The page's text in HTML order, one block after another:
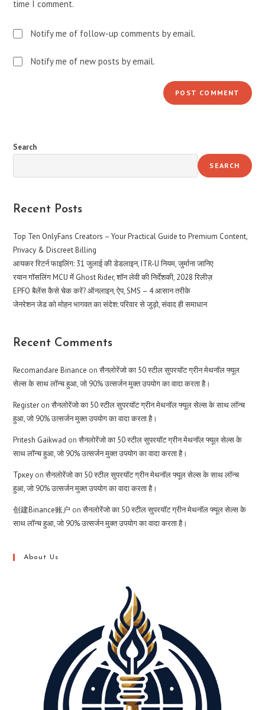
time I comment.
Notify me of follow-up comments by email.
Notify me of new posts by email.
Search
SEARCH
Recent Posts
Top Ten OnlyFans Creators – Your Practical Guide to Premium Content,
Privacy & Discreet Billing
आयकर रिटर्न फाइलिंग: 31 जुलाई की डेडलाइन, ITR-U नियम, जुर्माना जानिए
रयान गॉसलिंग MCU में Ghost Rider, शॉन लेवी की निर्देशकी, 2028 रिलीज़
EPFO बैलेंस कैसे चेक करें? ऑनलाइन, ऐप, SMS – 4 आसान तरीके
जेनरेशन जेड को मोहन भागवत का संदेश: परिवार से जुड़ो, संवाद ही समाधान
Recent Comments
Recomandare Binance onसैनलोरेंजो का 50 स्टील सुपरयॉट ग्रीन मेथनॉल फ्यूल
सेल्स के साथ लॉन्च हुआ, जो 90% उत्सर्जन मुक्त उपयोग का वादा करता है।
Register onसैनलोरेंजो का 50 स्टील सुपरयॉट ग्रीन मेथनॉल फ्यूल सेल्स के साथ लॉन्च
हुआ, जो 90% उत्सर्जन मुक्त उपयोग का वादा करता है।
Pritesh Gaikwad onसैनलोरेंजो का 50 स्टील सुपरयॉट ग्रीन मेथनॉल फ्यूल सेल्स के
साथ लॉन्च हुआ, जो 90% उत्सर्जन मुक्त उपयोग का वादा करता है।
Тркеу onसैनलोरेंजो का 50 स्टील सुपरयॉट ग्रीन मेथनॉल फ्यूल सेल्स के साथ लॉन्च
हुआ, जो 90% उत्सर्जन मुक्त उपयोग का वादा करता है।
创建Binance账户 onसैनलोरेंजो का 50 स्टील सुपरयॉट ग्रीन मेथनॉल फ्यूल सेल्स के
साथ लॉन्च हुआ, जो 90% उत्सर्जन मुक्त उपयोग का वादा करता है।
About Us